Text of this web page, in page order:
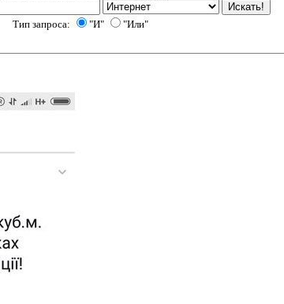
Тип запроса: "И" "Или"